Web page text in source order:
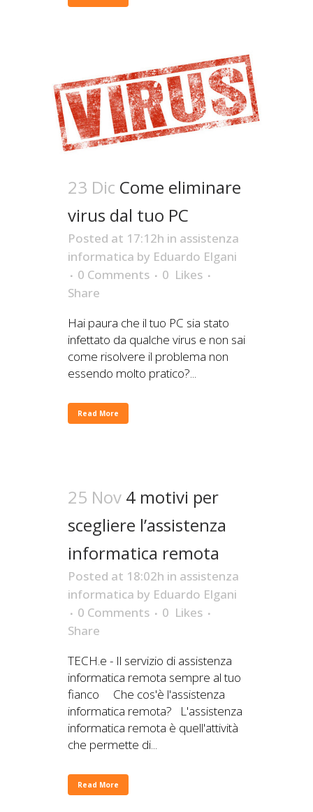
23 Dic Come eliminare
virus dal tuo PC
Posted at 17:12h in assistenza
informatica by Eduardo Elgani
0 Comments
0 Likes
Share
Hai paura che il tuo PC sia stato
infettato da qualche virus e non sai
come risolvere il problema non
essendo molto pratico?...
Read More
25 Nov 4 motivi per
scegliere l’assistenza
informatica remota
Posted at 18:02h in assistenza
informatica by Eduardo Elgani
0 Comments
0 Likes
Share
TECH.e - Il servizio di assistenza
informatica remota sempre al tuo
fianco Che cos'è l'assistenza
informatica remota? L'assistenza
informatica remota è quell'attività
che permette di...
Read More